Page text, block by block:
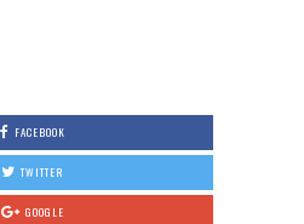
FACEBOOK
TWITTER
GOOGLE